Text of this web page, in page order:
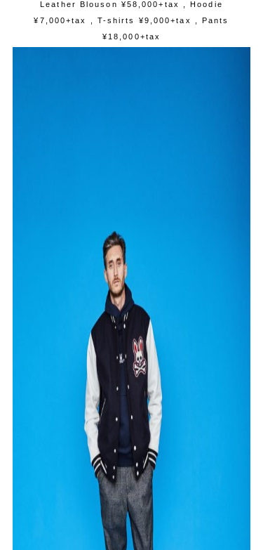
Leather Blouson ¥58,000+tax , Hoodie
¥7,000+tax , T-shirts ¥9,000+tax , Pants
¥18,000+tax